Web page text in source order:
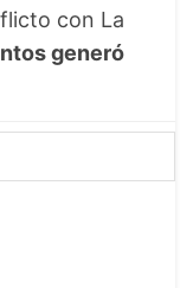
con La
generó